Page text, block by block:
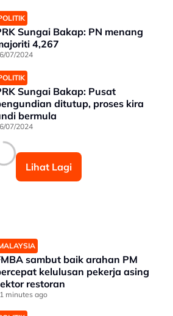
Sungai Bakap: PN menang
4,267
07/2024
Sungai Bakap: Pusat
ditutup, proses kira
bermula
07/2024
Lihat Lagi
sambut baik arahan PM
kelulusan pekerja asing
restoran
minutes ago